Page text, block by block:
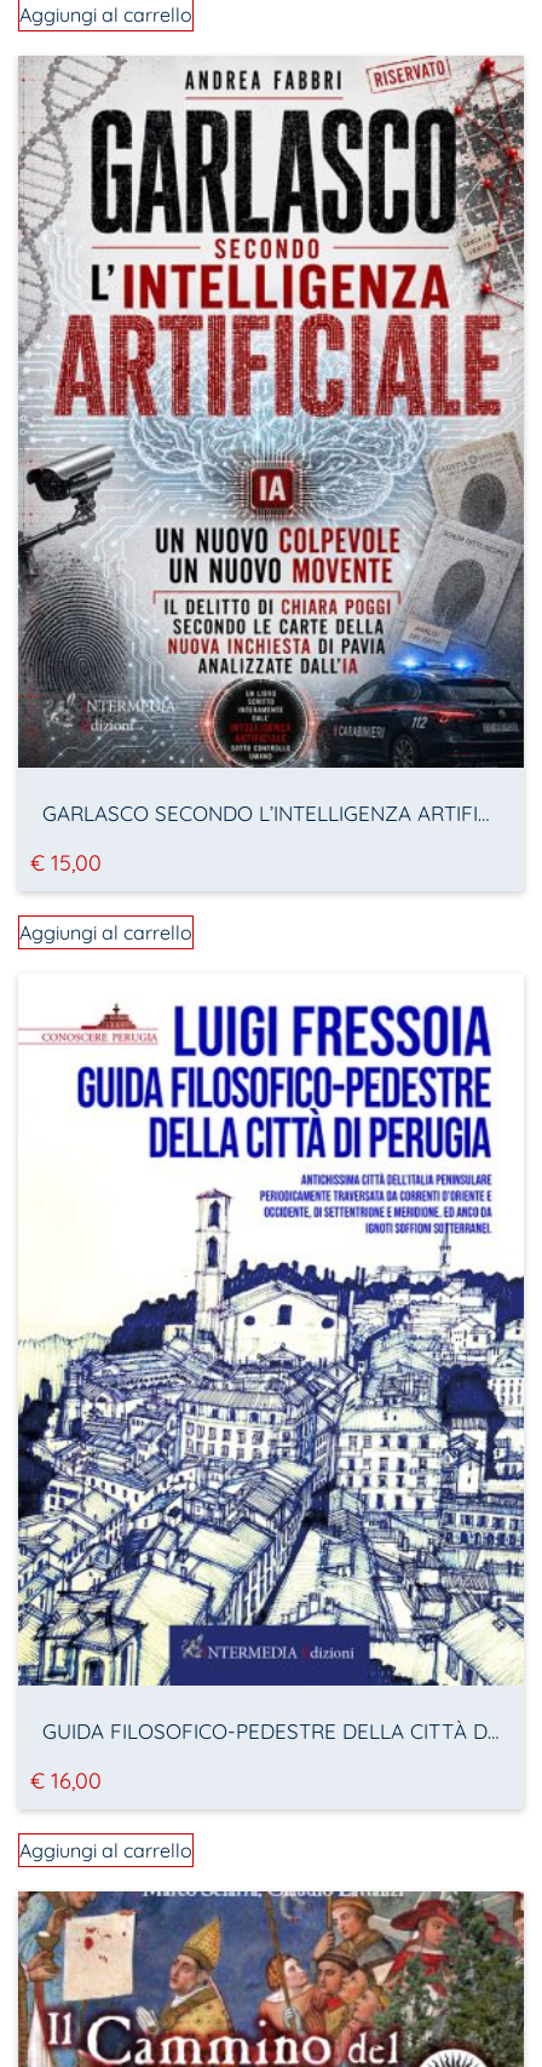
Aggiungi al carrello
GARLASCO SECONDO L’INTELLIGENZA ARTIFICIALE
€ 15,00
Aggiungi al carrello
GUIDA FILOSOFICO-PEDESTRE DELLA CITTÀ DI PERUGIA
€ 16,00
Aggiungi al carrello